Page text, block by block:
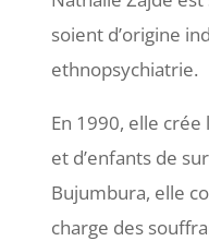
soient d’origine
ethnopsychiatrie.
En 1990, elle
et d’enfants de
Bujumbura, elle
charge des